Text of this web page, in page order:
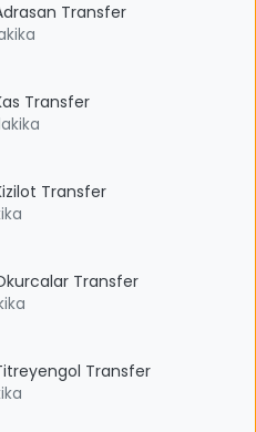
Transfer
Transfer
Transfer
Transfer
Transfer